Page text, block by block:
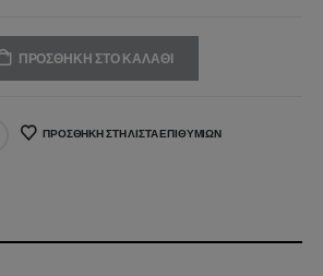
ΠΡΟΣΘΉΚΗ ΣΤΟ ΚΑΛΆΘΙ
ΠΡΟΣΘΉΚΗ ΣΤΗ ΛΊΣΤΑ ΕΠΙΘΥΜΙΏΝ